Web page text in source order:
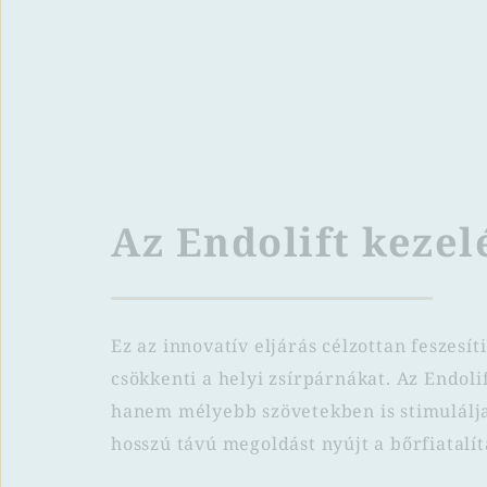
Az Endolift
Ez az innovatív eljárás célzottan
csökkenti a helyi zsírpárnákat. Az
hanem mélyebb szövetekben is
hosszú távú megoldást nyújt a